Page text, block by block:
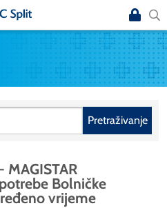
Pretraživanje
Bolničke
vrijeme